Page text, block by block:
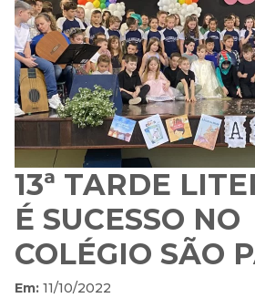
13ª TARDE
É SUCESSO NO
COLÉGIO SÃO
Em: 11/10/2022